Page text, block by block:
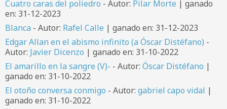
Cuatro caras del poliedro - Autor: Pilar Morte | ganado
en: 31-12-2023
Blanca - Autor: Rafel Calle | ganado en: 31-12-2023
Edgar Allan en el abismo infinito (a Óscar Distéfano) -
Autor: Javier Dicenzo | ganado en: 31-10-2022
El amarillo en la sangre (V)- - Autor: Óscar Distéfano |
ganado en: 31-10-2022
El otoño conversa conmigo - Autor: gabriel capo vidal |
ganado en: 31-10-2022